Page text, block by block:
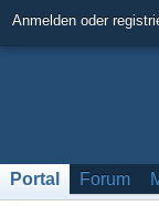
Anmelden oder
Portal Forum